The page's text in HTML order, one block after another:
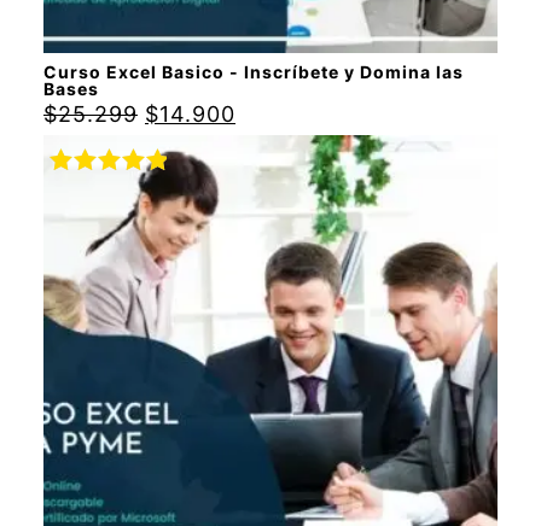
Curso Excel Basico - Inscríbete y Domina las
Bases
$25.299 $14.900
Valorado
con5.00de